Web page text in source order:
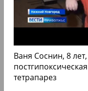
Ваня Соснин, 8
тетрапарез